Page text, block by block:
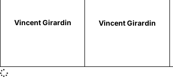
Vincent Girardin Vincent Girardin